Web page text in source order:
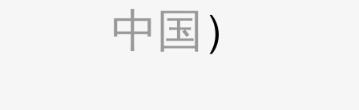
中国 ）